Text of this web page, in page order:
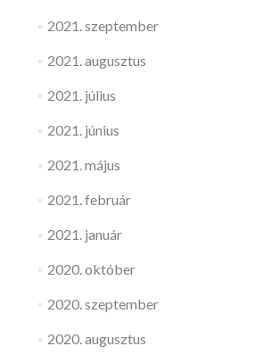
2021. szeptember
2021. augusztus
2021. július
2021. június
2021. május
2021. február
2021. január
2020. október
2020. szeptember
2020. augusztus